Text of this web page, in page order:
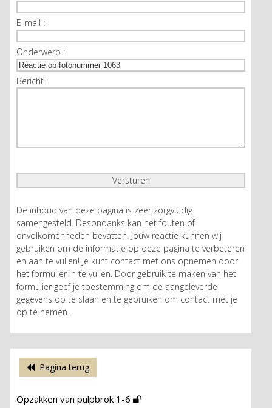
E-mail :
Onderwerp :
Bericht :
De inhoud van deze pagina is zeer zorgvuldig
samengesteld. Desondanks kan het fouten of
onvolkomenheden bevatten. Jouw reactie kunnen wij
gebruiken om de informatie op deze pagina te verbeteren
en aan te vullen! Je kunt contact met ons opnemen door
het formulier in te vullen. Door gebruik te maken van het
formulier geef je toestemming om de aangeleverde
gegevens op te slaan en te gebruiken om contact met je
op te nemen.
Pagina terug
Opzakken van pulpbrok 1-6